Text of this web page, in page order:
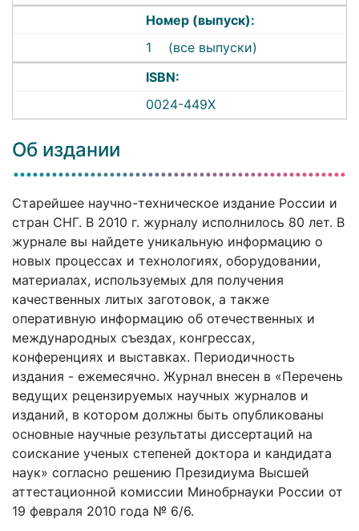
Номер (выпуск):
1
(все выпуски)
ISBN:
0024-449X
Об издании
Старейшее научно-техническое издание России и
стран СНГ. В 2010 г. журналу исполнилось 80 лет. В
журнале вы найдете уникальную информацию о
новых процессах и технологиях, оборудовании,
материалах, используемых для получения
качественных литых заготовок, а также
оперативную информацию об отечественных и
международных съездах, конгрессах,
конференциях и выставках. Периодичность
издания - ежемесячно. Журнал внесен в «Перечень
ведущих рецензируемых научных журналов и
изданий, в котором должны быть опубликованы
основные научные результаты диссертаций на
соискание ученых степеней доктора и кандидата
наук» согласно решению Президиума Высшей
аттестационной комиссии Минобрнауки России от
19 февраля 2010 года № 6/6.